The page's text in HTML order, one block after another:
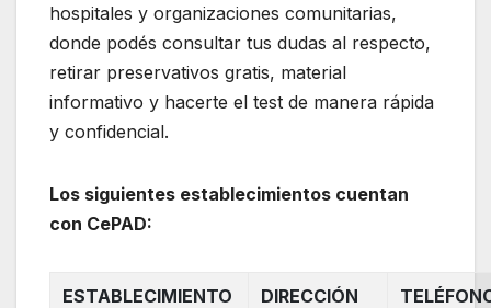
hospitales y organizaciones comunitarias,
donde podés consultar tus dudas al respecto,
retirar preservativos gratis, material
informativo y hacerte el test de manera rápida
y confidencial.
Los siguientes establecimientos cuentan
con CePAD:
ESTABLECIMIENTO DIRECCIÓN